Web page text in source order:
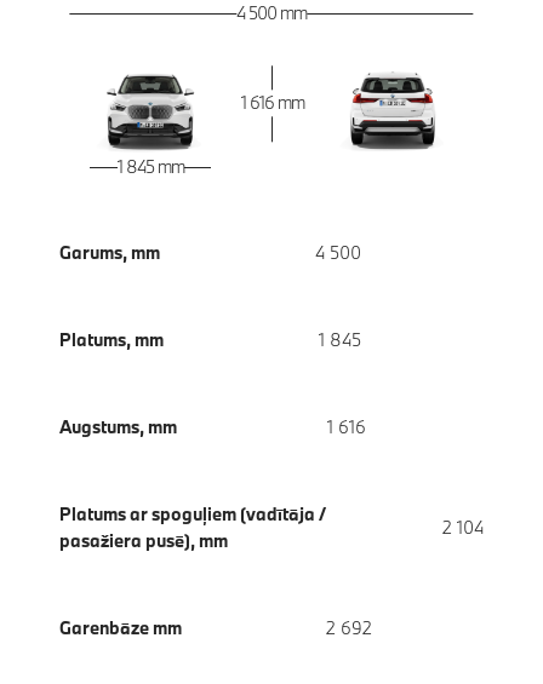
4 500 mm
1 845 mm
1 616 mm
Garums, mm 4 500
Platums, mm 1 845
Augstums, mm 1 616
Platums ar spoguļiem (vadītāja /
pasažiera pusē), mm
2 104
Garenbāze mm 2 692